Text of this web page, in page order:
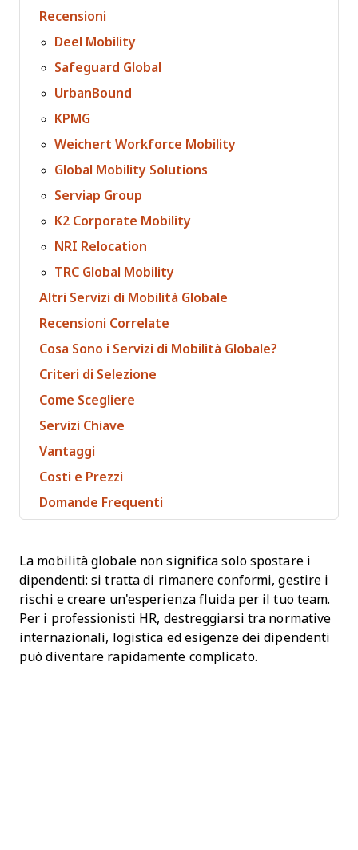
Recensioni
Deel Mobility
Safeguard Global
UrbanBound
KPMG
Weichert Workforce Mobility
Global Mobility Solutions
Serviap Group
K2 Corporate Mobility
NRI Relocation
TRC Global Mobility
Altri Servizi di Mobilità Globale
Recensioni Correlate
Cosa Sono i Servizi di Mobilità Globale?
Criteri di Selezione
Come Scegliere
Servizi Chiave
Vantaggi
Costi e Prezzi
Domande Frequenti
La mobilità globale non significa solo spostare i
dipendenti: si tratta di rimanere conformi, gestire i
rischi e creare un'esperienza fluida per il tuo team.
Per i professionisti HR, destreggiarsi tra normative
internazionali, logistica ed esigenze dei dipendenti
può diventare rapidamente complicato.